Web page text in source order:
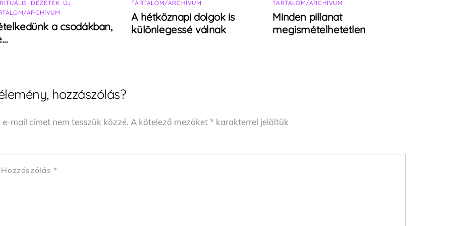
IDÉZETEK ÚJ
ARCHÍVUM
a csodákban,
TARTALOM/ARCHÍVUM
A hétköznapi dolgok is
különlegessé válnak
TARTALOM/ARCHÍVUM
Minden pillanat
megismételhetetlen
hozzászólás?
e-mail címet nem tesszük közzé. A kötelező mezőket* karakterrel jelöltük
Hozzászólás *